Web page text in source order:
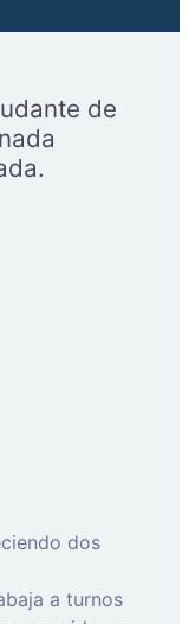
de
dos
a turnos